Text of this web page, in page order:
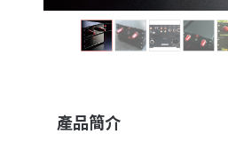
產品簡介